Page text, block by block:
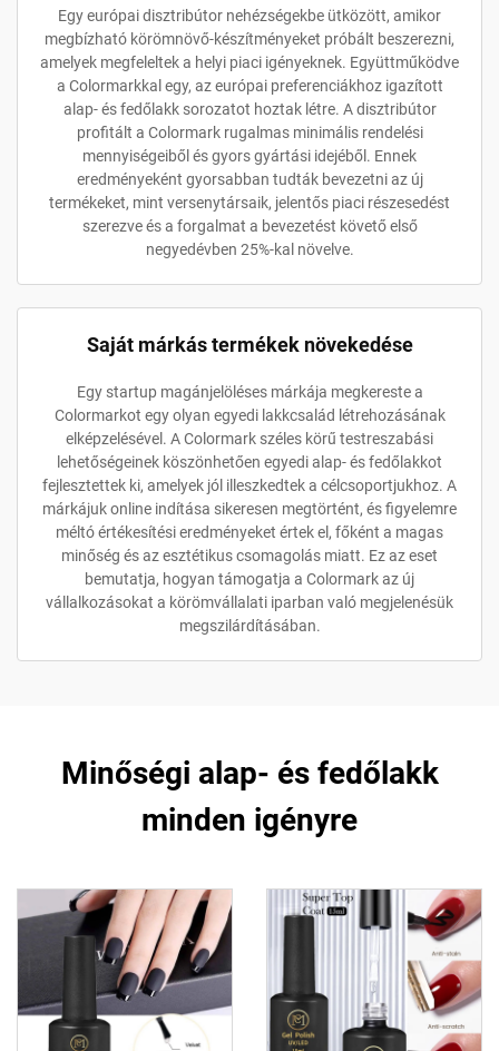
Egy európai disztribútor nehézségekbe ütközött, amikor
megbízható körömnövő-készítményeket próbált beszerezni,
amelyek megfeleltek a helyi piaci igényeknek. Együttműködve
a Colormarkkal egy, az európai preferenciákhoz igazított
alap- és fedőlakk sorozatot hoztak létre. A disztribútor
profitált a Colormark rugalmas minimális rendelési
mennyiségeiből és gyors gyártási idejéből. Ennek
eredményeként gyorsabban tudták bevezetni az új
termékeket, mint versenytársaik, jelentős piaci részesedést
szerezve és a forgalmat a bevezetést követő első
negyedévben 25%-kal növelve.
Saját márkás termékek növekedése
Egy startup magánjelöléses márkája megkereste a
Colormarkot egy olyan egyedi lakkcsalád létrehozásának
elképzelésével. A Colormark széles körű testreszabási
lehetőségeinek köszönhetően egyedi alap- és fedőlakkot
fejlesztettek ki, amelyek jól illeszkedtek a célcsoportjukhoz. A
márkájuk online indítása sikeresen megtörtént, és figyelemre
méltó értékesítési eredményeket értek el, főként a magas
minőség és az esztétikus csomagolás miatt. Ez az eset
bemutatja, hogyan támogatja a Colormark az új
vállalkozásokat a körömvállalati iparban való megjelenésük
megszilárdításában.
Minőségi alap- és fedőlakk
minden igényre